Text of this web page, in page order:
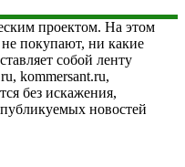
проектом. На этом
покупают, ни какие
собой ленту
kommersant.ru,
без искажения,
публикуемых новостей